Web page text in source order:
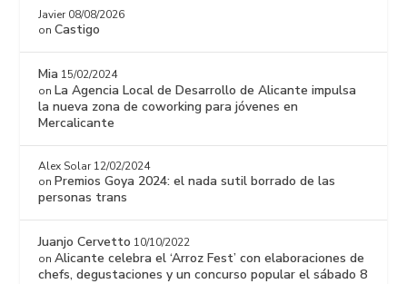
Javier 08/08/2026
onCastigo
Mia 15/02/2024
onLa Agencia Local de Desarrollo de Alicante impulsa
la nueva zona de coworking para jóvenes en
Mercalicante
Alex Solar 12/02/2024
onPremios Goya 2024: el nada sutil borrado de las
personas trans
Juanjo Cervetto 10/10/2022
onAlicante celebra el ‘Arroz Fest’ con elaboraciones de
chefs, degustaciones y un concurso popular el sábado 8